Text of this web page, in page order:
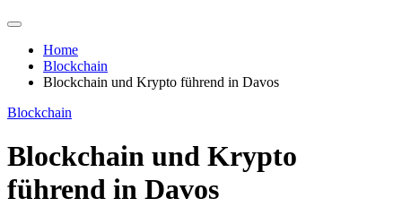
Home
Blockchain
Blockchain und Krypto führend in Davos
Blockchain
Blockchain und Krypto
führend in Davos